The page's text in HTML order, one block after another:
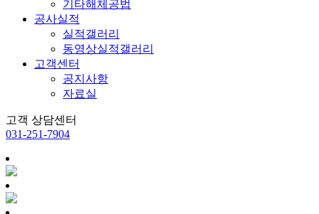
기타해체공법
공사실적
실적갤러리
동영상실적갤러리
고객센터
공지사항
자료실
고객 상담센터
031-251-7904